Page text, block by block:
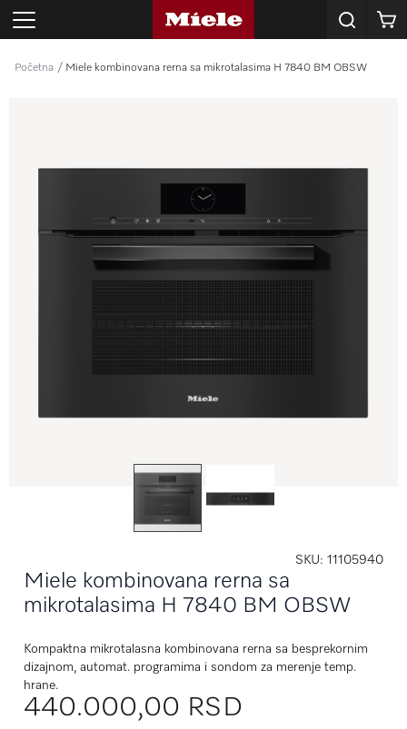
Korpa
Početna Miele kombinovana rerna sa mikrotalasima H 7840 BM OBSW
SKU 11105940
Miele kombinovana rerna sa
mikrotalasima H 7840 BM OBSW
Kompaktna mikrotalasna kombinovana rerna sa besprekornim
dizajnom, automat. programima i sondom za merenje temp.
hrane.
440.000,00 RSD
adresa
*